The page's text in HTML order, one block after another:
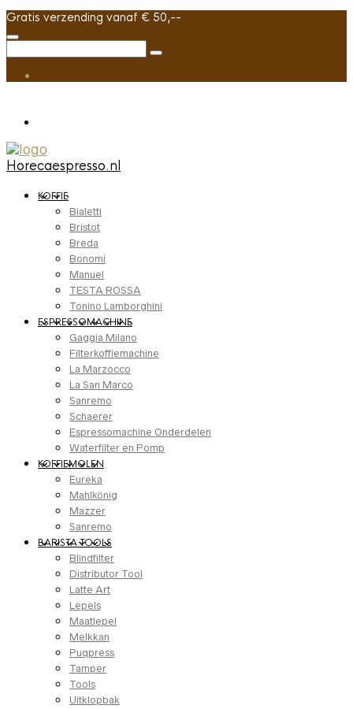
Gratis verzending vanaf € 50,--
Horecaespresso.nl
KOFFIE
Bialetti
Bristot
Breda
Bonomi
Manuel
TESTA ROSSA
Tonino Lamborghini
ESPRESSOMACHINE
Gaggia Milano
Filterkoffiemachine
La Marzocco
La San Marco
Sanremo
Schaerer
Espressomachine Onderdelen
Waterfilter en Pomp
KOFFIEMOLEN
Eureka
Mahlkönig
Mazzer
Sanremo
BARISTA TOOLS
Blindfilter
Distributor Tool
Latte Art
Lepels
Maatlepel
Melkkan
Puqpress
Tamper
Tools
Uitklopbak